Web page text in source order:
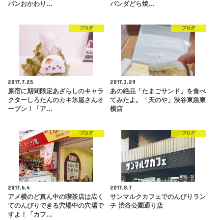
パンおかわり…
パンダどら焼…
ブログ
2017.7.25
原宿に期間限定あざらしのキャラ
クターしろたんのカキ氷屋さんオ
ープン！「ア…
ブログ
2017.3.29
あの絶品「たまごサンド」を食べ
てみたよ。「天のや」渋谷東急東
横店
ブログ
2017.6.4
アメ横のど真ん中の喫茶店は広く
てのんびりできる穴場中の穴場で
すよ！「カフ…
ブログ
2017.8.7
サンマルクカフェでのんびりラン
チ 渋谷公園通り店